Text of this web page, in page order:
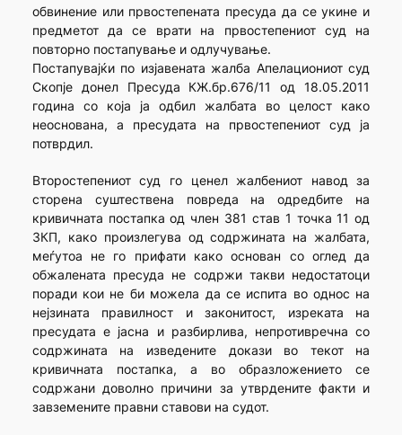
обвинение или првостепената пресуда да се укине и
предметот да се врати на првостепениот суд на
повторно постапување и одлучување.
Постапувајќи по изјавената жалба Апелациониот суд
Скопје донел Пресуда КЖ.бр.676/11 од 18.05.2011
година со која ја одбил жалбата во целост како
неоснована, а пресудата на првостепениот суд ја
потврдил.
Второстепениот суд го ценел жалбениот навод за
сторена суштествена повреда на одредбите на
кривичната постапка од член 381 став 1 точка 11 од
ЗКП, како произлегува од содржината на жалбата,
меѓутоа не го прифати како основан со оглед да
обжалената пресуда не содржи такви недостатоци
поради кои не би можела да се испита во однос на
нејзината правилност и законитост, изреката на
пресудата е јасна и разбирлива, непротивречна со
содржината на изведените докази во текот на
кривичната постапка, а во образложението се
содржани доволно причини за утврдените факти и
завземените правни ставови на судот.